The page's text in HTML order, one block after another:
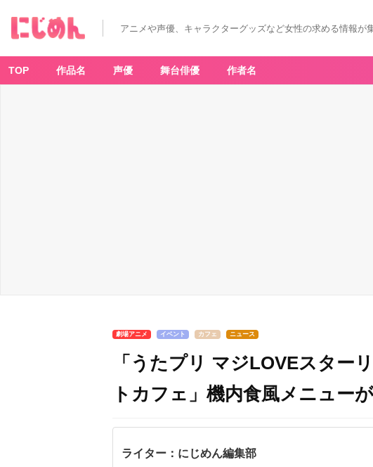
アニメや声優、キャラクターグッズなど女性の求める情報が
TOP 作品名 声優 舞台俳優 作者名
劇場アニメ イベント カフェ ニュース
「うたプリ マジLOVEスター
トカフェ」機内食風メニュー
ライター：にじめん編集部